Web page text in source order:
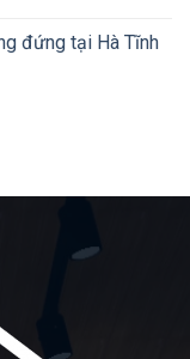
đứng tại Hà Tĩnh